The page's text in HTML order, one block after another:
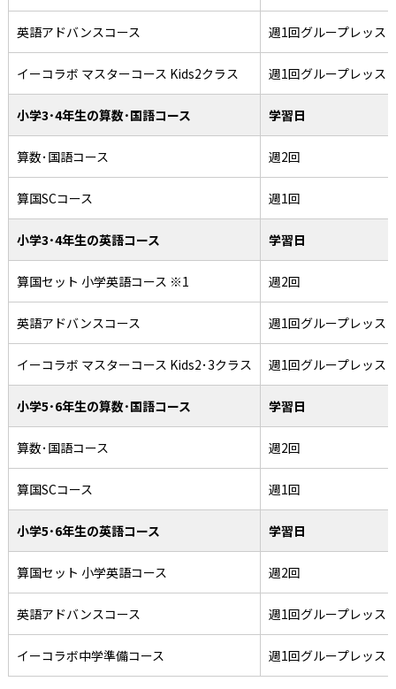
英語アドバンスコース 週1回グループレッス
イーコラボ マスターコース Kids2クラス 週1回グループレッス
小学3･4年生の算数･国語コース 学習日
算数･国語コース 週2回
算国SCコース 週1回
小学3･4年生の英語コース 学習日
算国セット 小学英語コース ※1 週2回
英語アドバンスコース 週1回グループレッス
イーコラボ マスターコース Kids2･3クラス 週1回グループレッス
小学5･6年生の算数･国語コース 学習日
算数･国語コース 週2回
算国SCコース 週1回
小学5･6年生の英語コース 学習日
算国セット 小学英語コース 週2回
英語アドバンスコース 週1回グループレッス
イーコラボ中学準備コース 週1回グループレッス